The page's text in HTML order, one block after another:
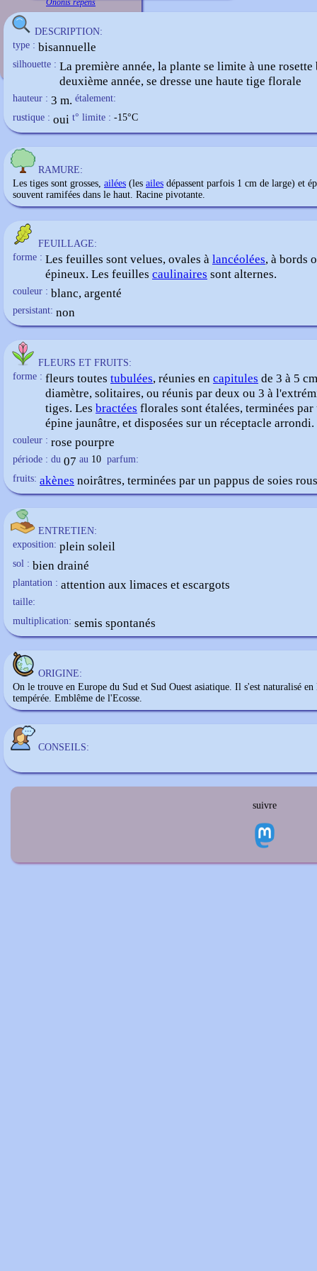
Ononis repens
DESCRIPTION:
type : bisannuelle
silhouette : La première année, la plante se limite à une rosette
deuxième année, se dresse une haute tige florale
hauteur : 3 m. étalement:
rustique : oui t° limite : -15°C
RAMURE:
Les tiges sont grosses, ailées (les ailes dépassent parfois 1 cm de large) et
souvent ramifées dans le haut. Racine pivotante.
FEUILLAGE:
forme : Les feuilles sont velues, ovales à lancéolées, à bords
épineux. Les feuilles caulinaires sont alternes.
couleur : blanc, argenté
persistant: non
FLEURS ET FRUITS:
forme : fleurs toutes tubulées, réunies en capitules de 3 à 5
diamètre, solitaires, ou réunis par deux ou 3 à
tiges. Les bractées florales sont étalées, terminées par
épine jaunâtre, et disposées sur un réceptacle arrondi.
couleur : rose pourpre
période : du 07 au 10 parfum:
fruits: akènes noirâtres, terminées par un pappus de soies
ENTRETIEN:
exposition: plein soleil
sol : bien drainé
plantation : attention aux limaces et escargots
taille:
multiplication: semis spontanés
ORIGINE:
On le trouve en Europe du Sud et Sud Ouest asiatique. Il s'est naturalisé en
tempérée. Emblême de l'Ecosse.
CONSEILS:
suivre